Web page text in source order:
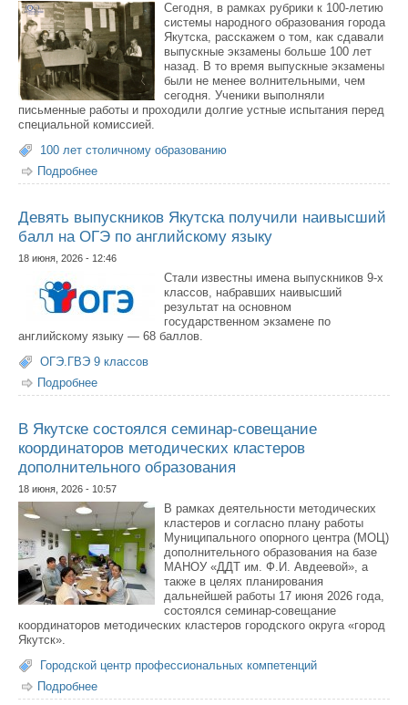
Сегодня, в рамках рубрики к 100-летию
системы народного образования города
Якутска, расскажем о том, как сдавали
выпускные экзамены больше 100 лет
назад. В то время выпускные экзамены
были не менее волнительными, чем
сегодня. Ученики выполняли
письменные работы и проходили долгие устные испытания перед
специальной комиссией.
100 лет столичному образованию
Подробнее
Девять выпускников Якутска получили наивысший
балл на ОГЭ по английскому языку
18 июня, 2026 - 12:46
Стали известны имена выпускников 9-х
классов, набравших наивысший
результат на основном
государственном экзамене по
английскому языку — 68 баллов.
ОГЭ.ГВЭ 9 классов
Подробнее
балл на ОГЭ по английскому языку
В Якутске состоялся семинар-совещание
координаторов методических кластеров
дополнительного образования
18 июня, 2026 - 10:57
В рамках деятельности методических
кластеров и согласно плану работы
Муниципального опорного центра (МОЦ)
дополнительного образования на базе
МАНОУ «ДДТ им. Ф.И. Авдеевой», а
также в целях планирования
дальнейшей работы 17 июня 2026 года,
состоялся семинар-совещание
координаторов методических кластеров городского округа «город
Якутск».
Городской центр профессиональных компетенций
Подробнее
координаторов методических кластеров